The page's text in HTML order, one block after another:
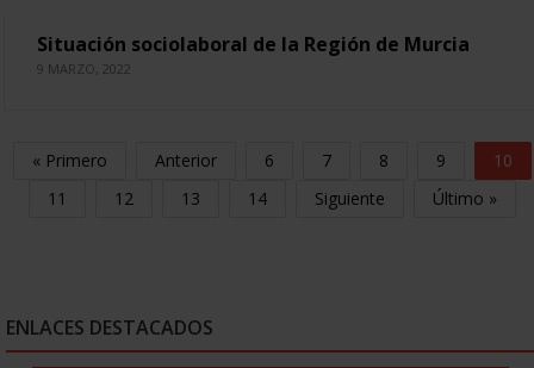
Situación sociolaboral de la Región de Murcia
9 MARZO, 2022
« Primero Anterior 6 7 8 9
10
11
12 13 14 Siguiente Último »
ENLACES DESTACADOS